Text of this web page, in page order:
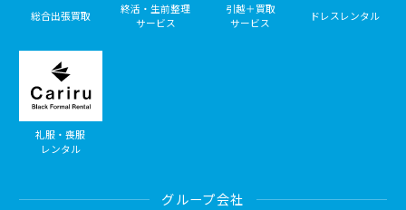
総合出張買取
終活・生前整理
サービス
引越＋買取
サービス
ドレスレンタル
礼服・喪服
レンタル
グループ会社